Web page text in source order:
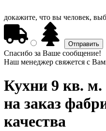
докажите, что вы человек,
Спасибо за Ваше сообщение!
Наш менеджер свяжется с
Кухни 9 кв. м.
на заказ
качества